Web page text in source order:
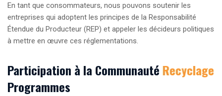
En tant que consommateurs, nous pouvons soutenir les
entreprises qui adoptent les principes de la Responsabilité
Étendue du Producteur (REP) et appeler les décideurs politiques
à mettre en œuvre ces réglementations.
Participation à la Communauté Recyclage
Programmes